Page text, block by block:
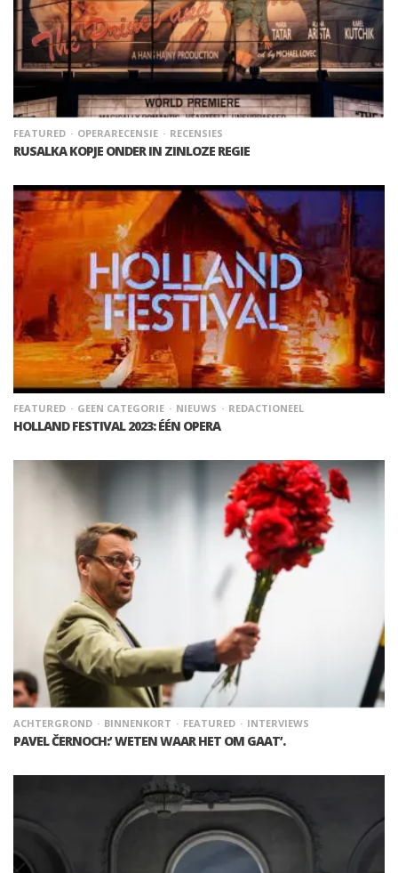
FEATURED OPERARECENSIE RECENSIES
RUSALKA KOPJE ONDER IN ZINLOZE REGIE
FEATURED GEEN CATEGORIE NIEUWS REDACTIONEEL
HOLLAND FESTIVAL 2023: ÉÉN OPERA
ACHTERGROND BINNENKORT FEATURED INTERVIEWS
PAVEL ČERNOCH:’ WETEN WAAR HET OM GAAT’.